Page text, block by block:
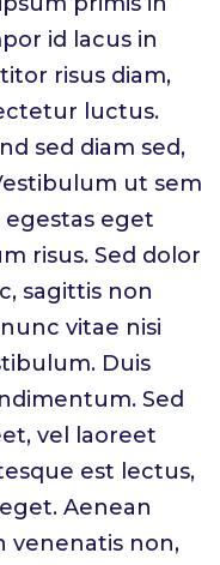
id lacus in
risus diam,
luctus.
sed diam sed,
ut sem
egestas eget
risus. Sed dolor
sagittis non
vitae nisi
Duis
Sed
vel laoreet
est lectus,
Aenean
venenatis non,